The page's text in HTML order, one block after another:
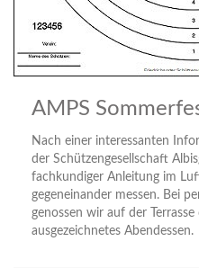
AMPS
Nach einer interessanten
der Schützengesellschaft
fachkundiger Anleitung im
gegeneinander messen. Bei
genossen wir auf der
ausgezeichnetes Abendessen.